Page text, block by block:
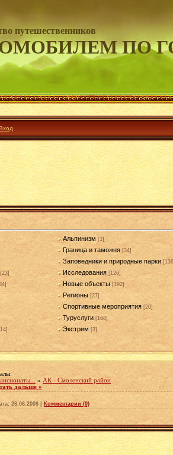
путешественников
ПО
Альпинизм [3]
Граница и таможня [34]
Заповедники и природные парки
[23] Исследования [126]
Новые объекты [192]
Регионы [27]
Спортивные мероприятия [20]
Туруслуги [168]
Экстрим [3]
» АК - Смоленский район
дальше »
26.06.2009 Комментарии (0)